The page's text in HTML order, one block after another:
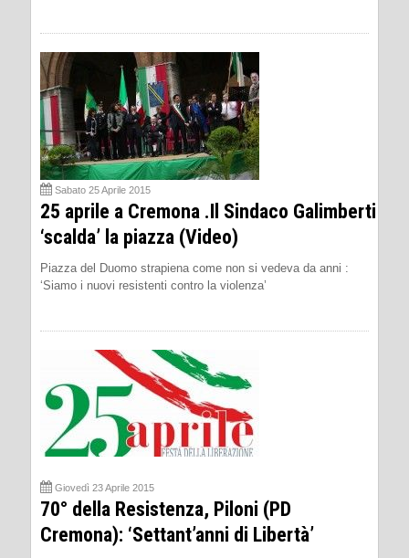
Sabato 25 Aprile 2015
25 aprile a Cremona .Il Sindaco Galimberti
‘scalda’ la piazza (Video)
Piazza del Duomo strapiena come non si vedeva da anni :
‘Siamo i nuovi resistenti contro la violenza’
Giovedì 23 Aprile 2015
70° della Resistenza, Piloni (PD
Cremona): ‘Settant’anni di Libertà’